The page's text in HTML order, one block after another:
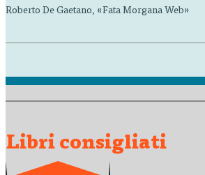
Roberto De Gaetano, «Fata Morgana Web»
Libri consigliati